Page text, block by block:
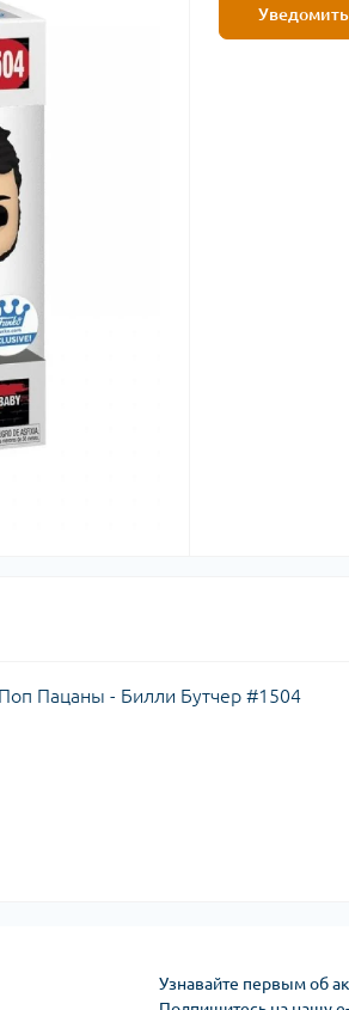
Пацаны - Билли Бутчер #1504
Узнавайте первым об